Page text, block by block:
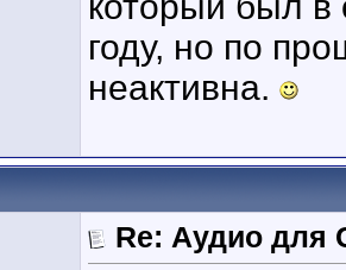
году, но по
неактивна.
Re: Аудио для